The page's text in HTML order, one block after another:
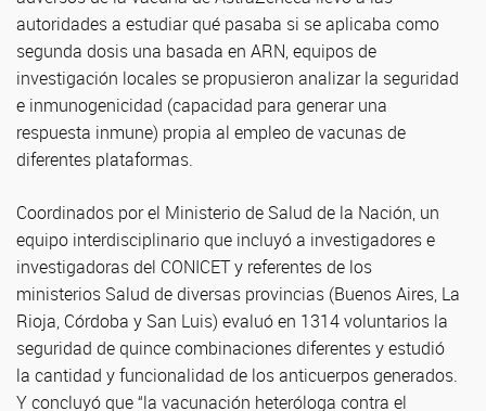
autoridades a estudiar qué pasaba si se aplicaba como
segunda dosis una basada en ARN, equipos de
investigación locales se propusieron analizar la seguridad
e inmunogenicidad (capacidad para generar una
respuesta inmune) propia al empleo de vacunas de
diferentes plataformas.
Coordinados por el Ministerio de Salud de la Nación, un
equipo interdisciplinario que incluyó a investigadores e
investigadoras del CONICET y referentes de los
ministerios Salud de diversas provincias (Buenos Aires, La
Rioja, Córdoba y San Luis) evaluó en 1314 voluntarios la
seguridad de quince combinaciones diferentes y estudió
la cantidad y funcionalidad de los anticuerpos generados.
Y concluyó que “la vacunación heteróloga contra el